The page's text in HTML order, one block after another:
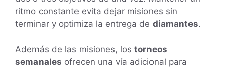
ritmo constante evita dejar misiones sin
terminar y optimiza la entrega de diamantes.
Además de las misiones, los torneos
semanales ofrecen una vía adicional para